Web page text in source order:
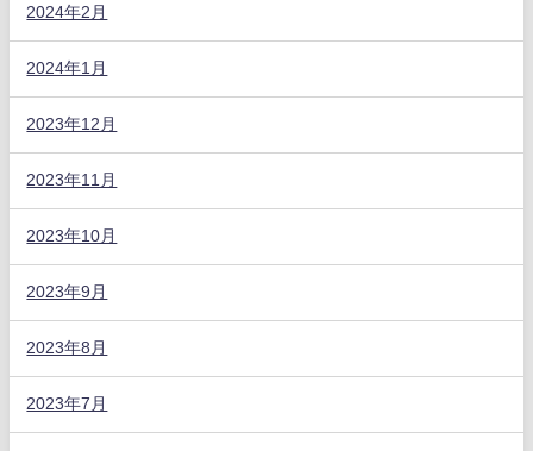
2024年2月
2024年1月
2023年12月
2023年11月
2023年10月
2023年9月
2023年8月
2023年7月